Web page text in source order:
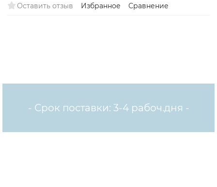
Оставить отзыв Избранное Сравнение
- Срок поставки: 3-4 рабоч.дня -